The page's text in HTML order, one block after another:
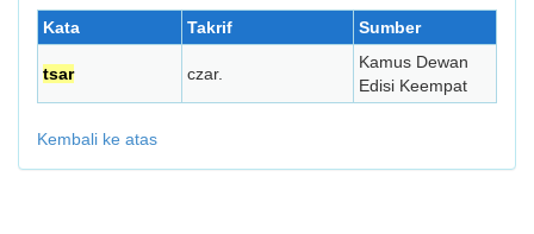
Kata Takrif Sumber
tsar czar.
Kamus Dewan
Edisi Keempat
Kembali ke atas